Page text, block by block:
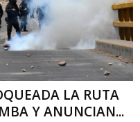
LA RUTA
Y ANUNCIAN...